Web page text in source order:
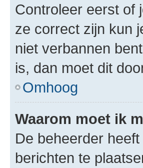
Controleer eerst of
ze correct zijn kun
niet verbannen
is, dan moet dit
Omhoog
Waarom moet ik
De beheerder
berichten te